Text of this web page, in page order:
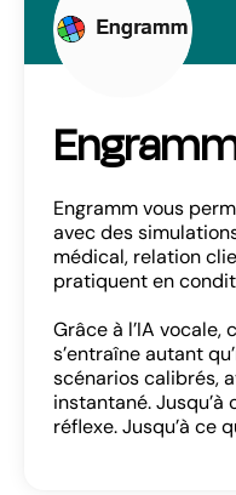
Engramm vous
avec des
médical, relation
pratiquent en
Grâce à l’IA
s’entraîne autant
scénarios calibrés,
instantané.
réflexe. Jusqu’à ce